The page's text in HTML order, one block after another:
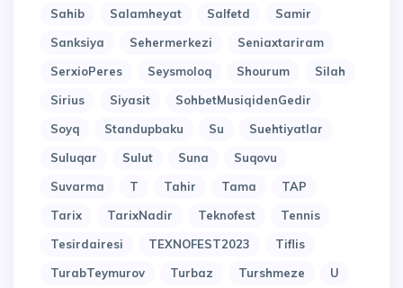
Sahib
Salamheyat Salfetd
Samir
Sanksiya
Sehermerkezi
Seniaxtariram
SerxioPeres
Seysmoloq Shourum
Silah
Sirius
Siyasit
SohbetMusiqidenGedir
Soyq
Standupbaku Su
Suehtiyatlar
Suluqar
Sulut Suna
Suqovu
Suvarma
T Tahir Tama
TAP
Tarix
TarixNadir Teknofest
Tennis
Tesirdairesi
TEXNOFEST2023
Tiflis
TurabTeymurov
Turbaz Turshmeze
U